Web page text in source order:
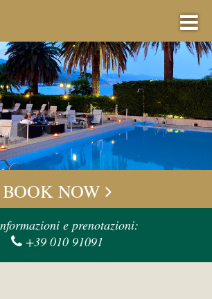
PRENOTA ORA
PRENOTARE DA NOI
OFFERTE
LOUNGE BAR
BOOK NOW
Check-ine prenotazioni:
+39 010 91091